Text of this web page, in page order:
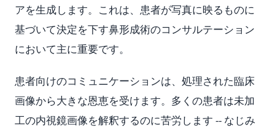
アを生成します。これは、患者が写真に映るものに
基づいて決定を下す鼻形成術のコンサルテーション
において主に重要です。
患者向けのコミュニケーションは、処理された臨床
画像から大きな恩恵を受けます。多くの患者は未加
工の内視鏡画像を解釈するのに苦労します -- なじみ